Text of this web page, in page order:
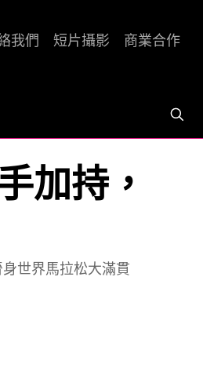
我們 短片攝影 商業合作
加持，
世界馬拉松大滿貫